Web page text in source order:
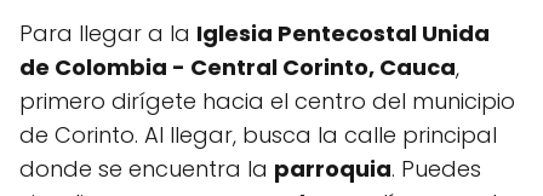
Para llegar a la Iglesia Pentecostal Unida
de Colombia - Central Corinto, Cauca,
primero dirígete hacia el centro del municipio
de Corinto. Al llegar, busca la calle principal
donde se encuentra la parroquia. Puedes